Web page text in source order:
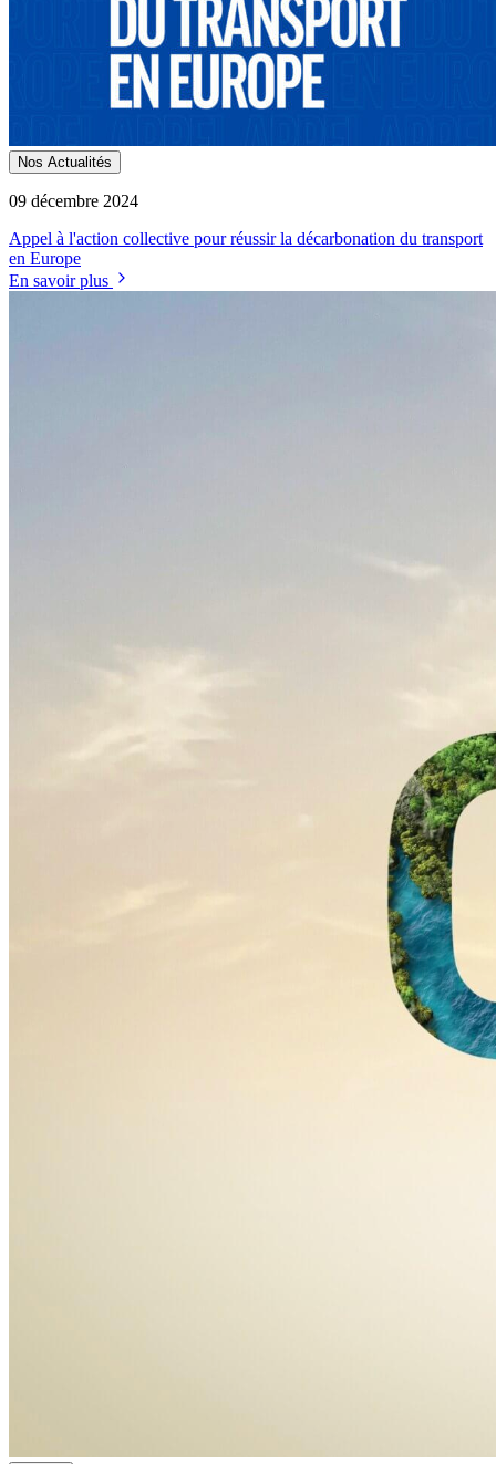
Nos Actualités
09 décembre 2024
Appel à l'action collective pour réussir la décarbonation du transport
en Europe
En savoir plus